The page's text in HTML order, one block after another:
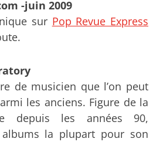
-juin 2009
sur Pop Revue Express
de musicien que l’on peut
les anciens. Figure de la
depuis les années 90,
la plupart pour son